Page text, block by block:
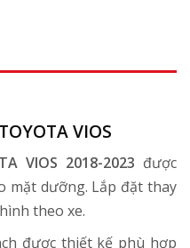
VIOS
VIOS 2018-2023 được
mặt dưỡng. Lắp đặt thay
theo xe.
được thiết kế phù hợp